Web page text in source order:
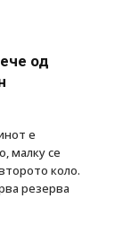
од
е
малку се
коло.
резерва